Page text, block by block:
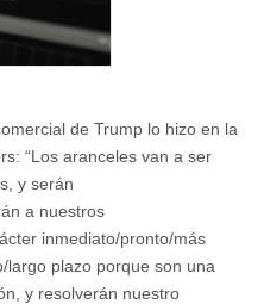
de Trump lo hizo en la
“Los aranceles van a ser
y serán
a nuestros
inmediato/pronto/más
plazo porque son una
y resolverán nuestro